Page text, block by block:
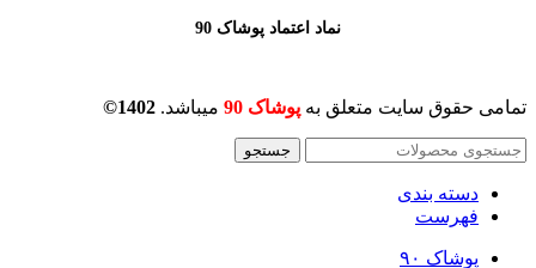
نماد اعتماد پوشاک 90
تمامی حقوق سایت متعلق به پوشاک 90 میباشد. 1402©
جستجو
دسته بندی
فهرست
پوشاک ۹۰